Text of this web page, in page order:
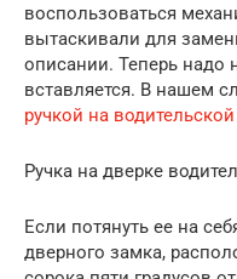
воспользоваться
вытаскивали для
описании. Теперь надо
вставляется. В нашем
ручкой на
Ручка на дверке
Если потянуть ее на
дверного замка,